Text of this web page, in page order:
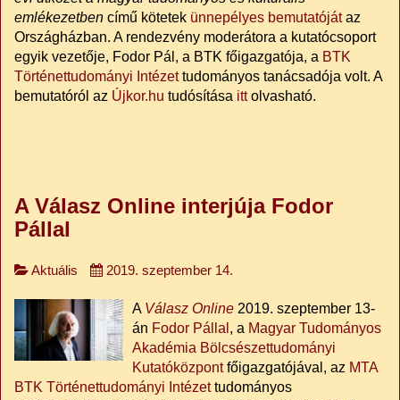
emlékezetben című kötetek ünnepélyes bemutatójátaz
Országházban. A rendezvény moderátora a kutatócsoport
egyik vezetője, Fodor Pál, a BTK főigazgatója, a BTK
Történettudományi Intézettudományos tanácsadója volt. A
bemutatóról az Újkor.hu tudósítása ittolvasható.
A Válasz Online interjúja Fodor
Pállal
Aktuális 2019. szeptember 14.
A Válasz Online 2019. szeptember 13-
án Fodor Pállal , a Magyar Tudományos
Akadémia Bölcsészettudományi
Kutatóközpontfőigazgatójával, az MTA
BTK Történettudományi Intézettudományos